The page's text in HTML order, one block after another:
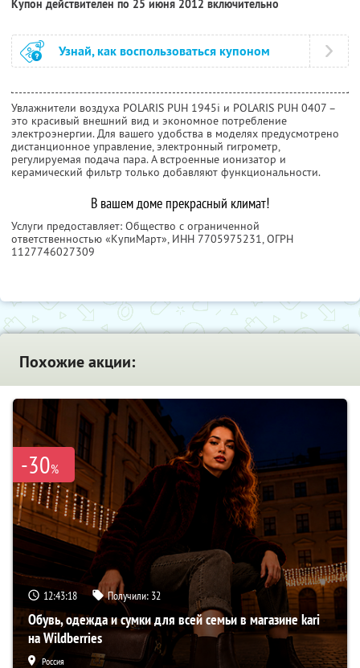
Купон действителен по 25 июня 2012 включительно
Узнай, как воспользоваться купоном
Увлажнители воздуха POLARIS PUH 1945i и POLARIS PUH 0407 –
это красивый внешний вид и экономное потребление
электроэнергии. Для вашего удобства в моделях предусмотрено
дистанционное управление, электронный гигрометр,
регулируемая подача пара. А встроенные ионизатор и
керамический фильтр только добавляют функциональности.
В вашем доме прекрасный климат!
Услуги предоставляет: Общество с ограниченной
ответственностью «КупиМарт», ИНН 7705975231, ОГРН
1127746027309
Похожие акции:
-30%
12:43:17 Получили: 32
Обувь, одежда и сумки для всей семьи в магазине kari
на Wildberries
Россия